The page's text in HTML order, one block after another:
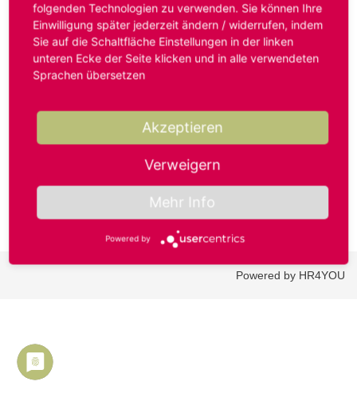
Anmelden
Benutzername oder E-Mail-Adresse*
Passwort*
Powered by HR4YOU
folgenden Technologien zu verwenden. Sie können Ihre
Einwilligung später jederzeit ändern / widerrufen, indem
Sie auf die Schaltfläche Einstellungen in der linken
unteren Ecke der Seite klicken und in alle verwendeten
Sprachen übersetzen
Akzeptieren
Verweigern
Mehr Info
Powered by